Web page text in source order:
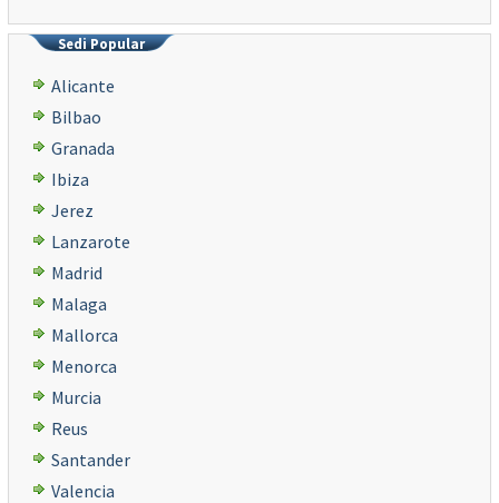
Sedi Popular
Alicante
Bilbao
Granada
Ibiza
Jerez
Lanzarote
Madrid
Malaga
Mallorca
Menorca
Murcia
Reus
Santander
Valencia